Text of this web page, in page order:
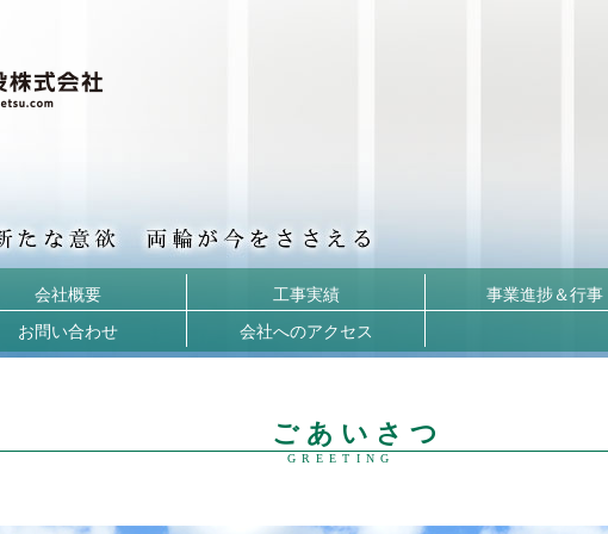
会社概要 工事実績
事業進捗＆行事
お問い合わせ
会社へのアクセス
ご あ い さ つ
GREETING